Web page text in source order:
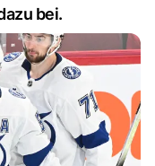
bei.